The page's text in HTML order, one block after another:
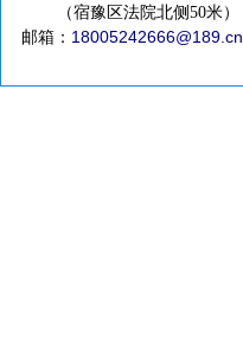
（宿豫区法院北侧50米）
邮箱： 18005242666@189.cn